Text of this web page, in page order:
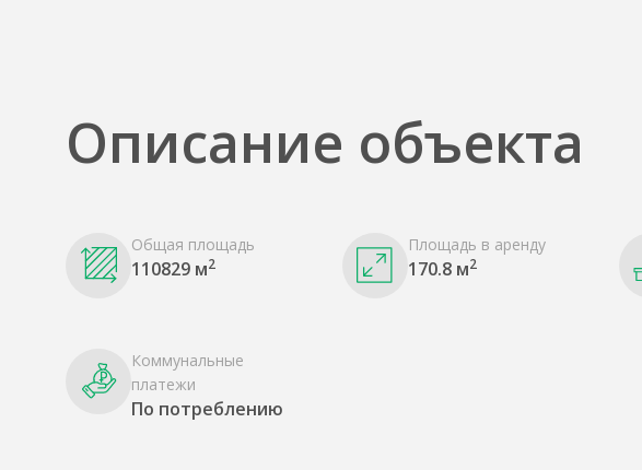
Описание объекта
Общая площадь
110829 м2
Площадь в аренду
170.8 м2
Коммунальные
платежи
По потреблению